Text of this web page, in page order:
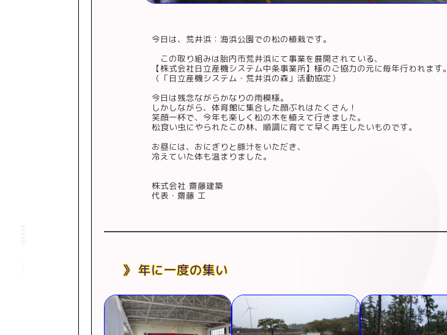
scroll
今日は、荒井浜：海浜公園での松の植栽です。
この取り組みは胎内市荒井浜にて事業を展開されている、
【株式会社日立産機システム中条事業所】様のご協力の元に毎年行われます。
（ 「日立産機システム・荒井浜の森」活動協定 ）
今日は残念ながらかなりの雨模様。
しかしながら、体育館に集合した顔ぶれはたくさん！
笑顔一杯で、今年も楽しく松の木を植えて行きました。
松食い虫にやられたこの林、順調に育てて早く再生したいものです。
お昼には、おにぎりと豚汁をいただき、
冷えていた体も温まりました。
株式会社 齋藤建築
代表・齋藤 工
年に一度の集い